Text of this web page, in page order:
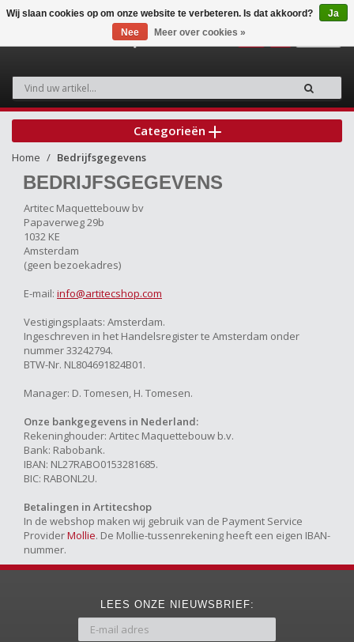
Categorieën
Home Bedrijfsgegevens
BEDRIJFSGEGEVENS
Artitec Maquettebouw bv
Papaverweg 29b
1032 KE
Amsterdam
(geen bezoekadres)
E-mail: info@artitecshop.com
Vestigingsplaats: Amsterdam.
Ingeschreven in het Handelsregister te Amsterdam onder
nummer 33242794.
BTW-Nr. NL804691824B01.
Manager: D. Tomesen, H. Tomesen.
Onze bankgegevens in Nederland:
Rekeninghouder: Artitec Maquettebouw b.v.
Bank: Rabobank.
IBAN: NL27RABO0153281685.
BIC: RABONL2U.
Betalingen in Artitecshop
In de webshop maken wij gebruik van de Payment Service
ProviderMollie. De Mollie-tussenrekening heeft een eigen IBAN-
nummer.
LEES ONZE NIEUWSBRIEF:
Wij slaan cookies op om onze website te verbeteren. Is dat akkoord?
Ja
Nee
Meer over cookies »